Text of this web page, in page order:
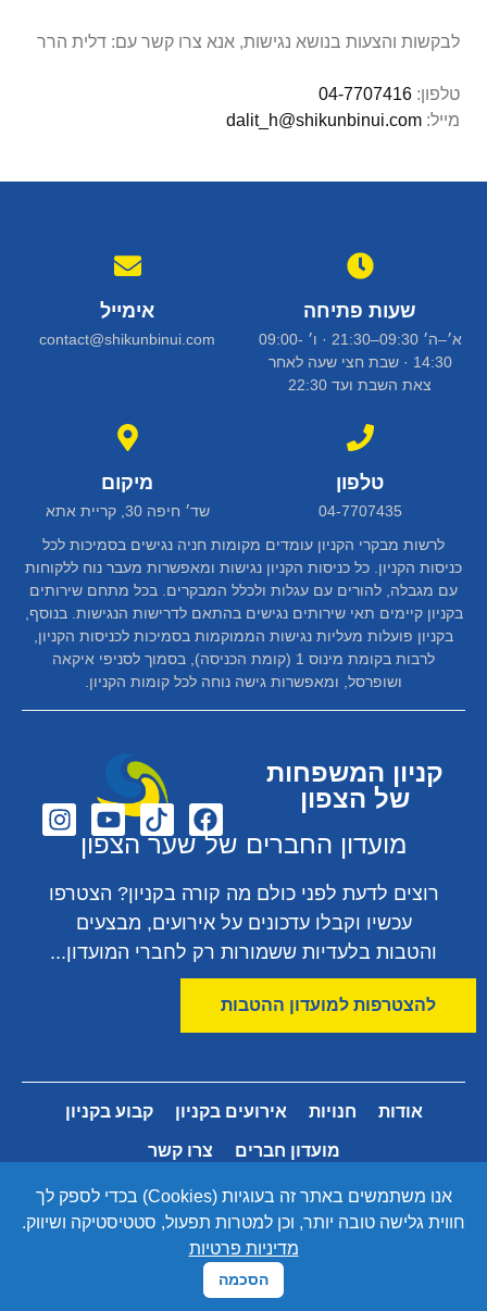
לבקשות והצעות בנושא נגישות, אנא צרו קשר עם: דלית הרר
טלפון: 04-7707416
מייל: dalit_h@shikunbinui.com
CLUB
שעות פתיחה
א׳–ה׳ 09:30–21:30 · ו׳ 09:00-
14:30 · שבת חצי שעה לאחר
צאת השבת ועד 22:30
אימייל
contact@shikunbinui.com
טלפון
04-7707435
מיקום
שד׳ חיפה 30, קריית אתא
לרשות מבקרי הקניון עומדים מקומות חניה נגישים בסמיכות לכל
כניסות הקניון. כל כניסות הקניון נגישות ומאפשרות מעבר נוח ללקוחות
עם מגבלה, להורים עם עגלות ולכלל המבקרים. בכל מתחם שירותים
בקניון קיימים תאי שירותים נגישים בהתאם לדרישות הנגישות. בנוסף,
בקניון פועלות מעליות נגישות הממוקמות בסמיכות לכניסות הקניון,
לרבות בקומת מינוס 1 (קומת הכניסה), בסמוך לסניפי איקאה
ושופרסל, ומאפשרות גישה נוחה לכל קומות הקניון.
קניון המשפחות
של הצפון
מועדון החברים של שער הצפון
רוצים לדעת לפני כולם מה קורה בקניון? הצטרפו
עכשיו וקבלו עדכונים על אירועים, מבצעים
והטבות בלעדיות ששמורות רק לחברי המועדון...
להצטרפות למועדון ההטבות
אודות חנויות אירועים בקניון קבוע בקניון
מועדון חברים צרו קשר
תנאי שימוש ורגולציה הצהרת נגישות
מדיניות פרטיות
אנו משתמשים באתר זה בעוגיות (Cookies) בכדי לספק לך
חווית גלישה טובה יותר, וכן למטרות תפעול, סטטיסטיקה ושיווק.
מדיניות פרטיות
הסכמה